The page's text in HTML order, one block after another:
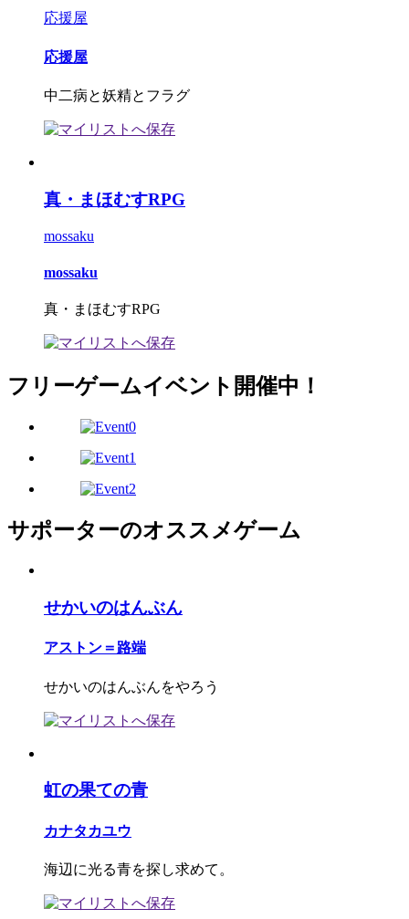
応援屋
応援屋
中二病と妖精とフラグ
真・まほむすRPG
mossaku
mossaku
真・まほむすRPG
フリーゲームイベント開催中！
サポーターのオススメゲーム
せかいのはんぶん
アストン＝路端
せかいのはんぶんをやろう
虹の果ての青
カナタカユウ
海辺に光る青を探し求めて。